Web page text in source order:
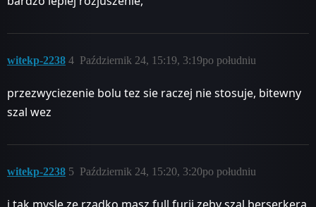
witekp-2238 Październik 24, 15:19, 3:19po południu
4
przezwyciezenie bolu tez sie raczej nie stosuje, bitewny
szal wez
witekp-2238 Październik 24, 15:20, 3:20po południu
5